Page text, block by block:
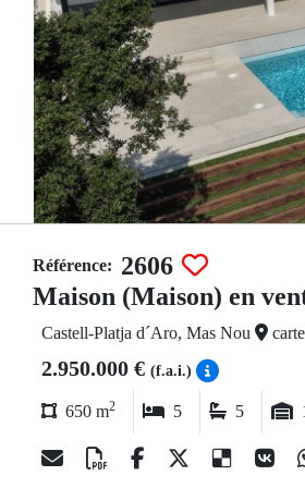
Référence: 2606
Maison (Maison) en
Castell-Platja d´Aro, Mas Nou carte
2.950.000 € (f.a.i.)
650 m2 5 5